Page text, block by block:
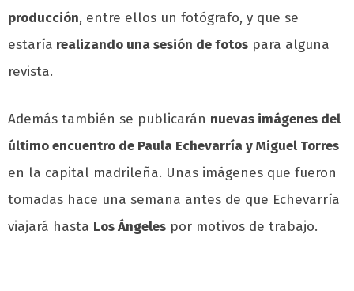
producción, entre ellos un fotógrafo, y que se
estaría realizando una sesión de fotos para alguna
revista.
Además también se publicarán nuevas imágenes del
último encuentro de Paula Echevarría y Miguel Torres
en la capital madrileña. Unas imágenes que fueron
tomadas hace una semana antes de que Echevarría
viajará hasta Los Ángeles por motivos de trabajo.